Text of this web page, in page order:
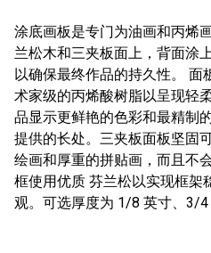
涂底画板是专门为油画和丙烯
兰松木和三夹板面上，背面涂
以确保最终作品的持久性。 面
术家级的丙烯酸树脂以呈现轻
品显示更鲜艳的色彩和最精制
提供的长处。三夹板面板坚固
绘画和厚重的拼贴画，而且不
框使用优质 芬兰松以实现框架
观。可选厚度为 1/8 英寸、3/